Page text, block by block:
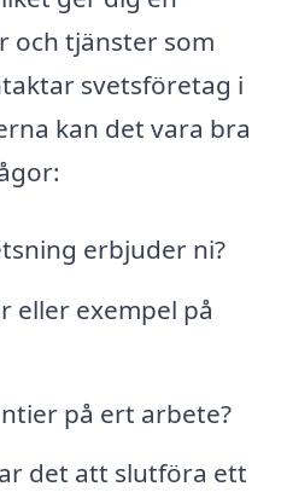
och tjänster som
svetsföretag i
kan det vara bra
erbjuder ni?
eller exempel på
på ert arbete?
det att slutföra ett